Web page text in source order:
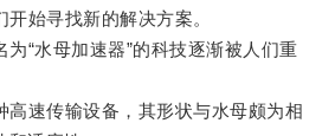
始寻找新的解决方案。
“水母加速器”的科技逐渐被人们重
速传输设备，其形状与水母颇为相